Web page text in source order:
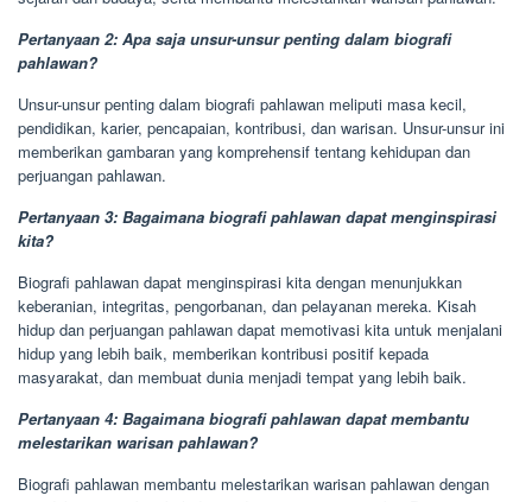
Pertanyaan 2: Apa saja unsur-unsur penting dalam biografi
pahlawan?
Unsur-unsur penting dalam biografi pahlawan meliputi masa kecil,
pendidikan, karier, pencapaian, kontribusi, dan warisan. Unsur-unsur ini
memberikan gambaran yang komprehensif tentang kehidupan dan
perjuangan pahlawan.
Pertanyaan 3: Bagaimana biografi pahlawan dapat menginspirasi
kita?
Biografi pahlawan dapat menginspirasi kita dengan menunjukkan
keberanian, integritas, pengorbanan, dan pelayanan mereka. Kisah
hidup dan perjuangan pahlawan dapat memotivasi kita untuk menjalani
hidup yang lebih baik, memberikan kontribusi positif kepada
masyarakat, dan membuat dunia menjadi tempat yang lebih baik.
Pertanyaan 4: Bagaimana biografi pahlawan dapat membantu
melestarikan warisan pahlawan?
Biografi pahlawan membantu melestarikan warisan pahlawan dengan